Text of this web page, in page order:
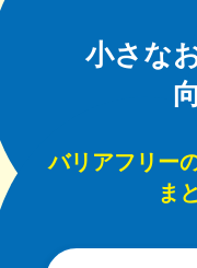
小さな
バリアフリー
ま